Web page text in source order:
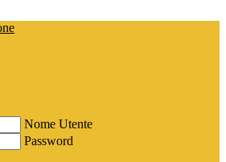
Nome Utente
Password